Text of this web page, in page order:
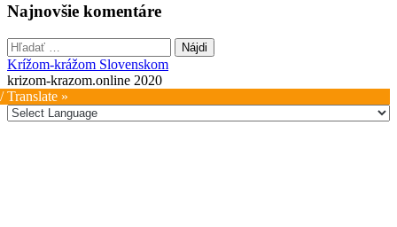
Najnovšie komentáre
Hľadať:
Krížom-krážom Slovenskom
krizom-krazom.online 2020
Translate »